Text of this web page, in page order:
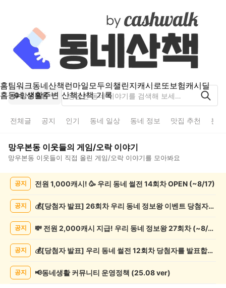
홈팀워크동네산책런마일모두의챌린지캐시로또보험캐시딜
홈동네 생활주변 산책산책 기록
망우본동
전체글 공지 인기 동네 일상 동네 정보 맛집 추천 분
망우본동 이웃들의 게임/오락이야기
망우본동 이웃들이 직접 올린 게임/오락 이야기를 모아봐요
임/
목
공지 전원 1,000캐시! 🥳 우리 동네 썰전 14회차 OPEN (~8/17)
공지 💰[당첨자 발표] 26회차 우리 동네 정보왕 이벤트 당첨자를 발표합니다!
공지 💸 전원 2,000캐시 지급! 우리 동네 정보왕 27회차 (~8/10)
공지 💰[당첨자 발표] 우리 동네 썰전 12회차 당첨자를 발표합니다!
공지 📢동네생활 커뮤니티 운영정책 (25.08 ver)